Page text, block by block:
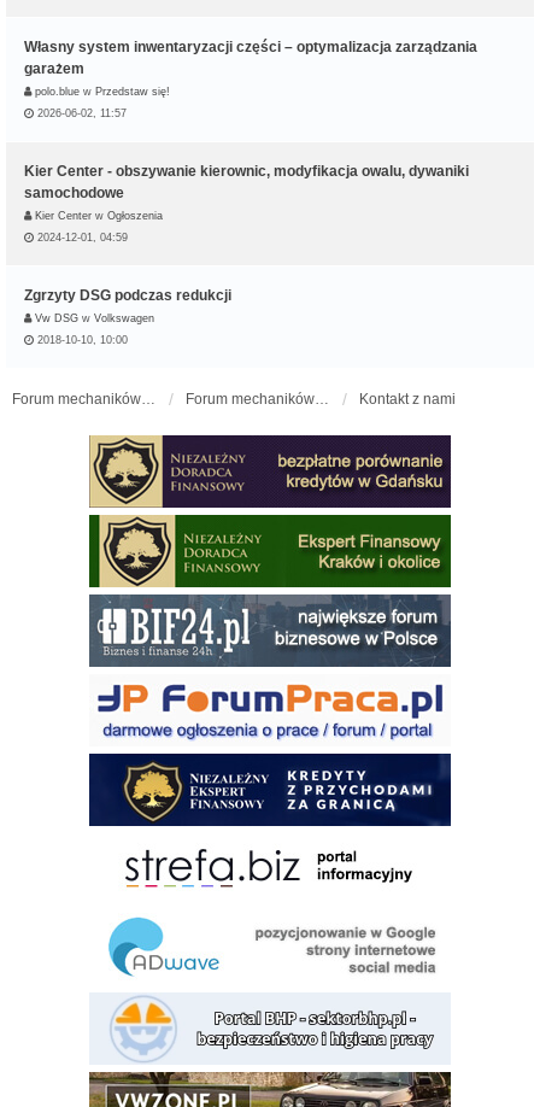
Własny system inwentaryzacji części – optymalizacja zarządzania
garażem
polo.blue w Przedstaw się!
2026-06-02, 11:57
Kier Center - obszywanie kierownic, modyfikacja owalu, dywaniki
samochodowe
Kier Center w Ogłoszenia
2024-12-01, 04:59
Zgrzyty DSG podczas redukcji
Vw DSG w Volkswagen
2018-10-10, 10:00
Forum mechaników samochodowych - forum-mechaniczne.pl Forum mechaników samochodowych Kontakt z nami